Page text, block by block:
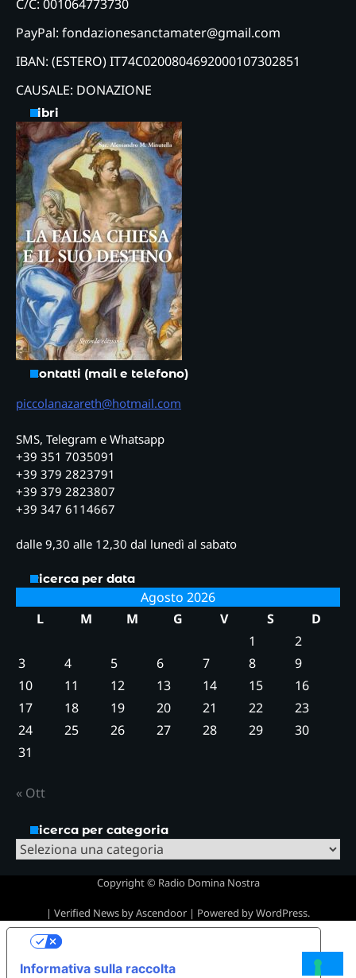
C/C: 001064773730
PayPal: fondazionesanctamater@gmail.com
IBAN: (ESTERO) IT74C0200804692000107302851
CAUSALE: DONAZIONE
Libri
Contatti (mail e telefono)
piccolanazareth@hotmail.com
SMS, Telegram e Whatsapp
+39 351 7035091
+39 379 2823791
+39 379 2823807
+39 347 6114667
dalle 9,30 alle 12,30 dal lunedì al sabato
Ricerca per data
Agosto 2026
L
M M G V S
D
1
2
3
4 5 6 7 8
9
10
11 12 13 14 15
16
17
18 19 20 21 22
23
24
25 26 27 28 29
30
31
« Ott
Ricerca per categoria
Ricerca
Copyright © Radio Domina Nostra
| Verified News byAscendoor | Powered byWordPress.
Informativa sulla raccolta
Le tue preferenze relative alla privacy